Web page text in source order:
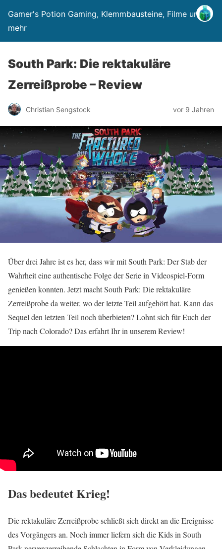
Gamer's Potion Gaming, Klemmbausteine, Filme und
mehr
South Park: Die rektakuläre
Zerreißprobe – Review
Christian Sengstock vor 9 Jahren
Über drei Jahre ist es her, dass wir mit South Park: Der Stab der
Wahrheit eine authentische Folge der Serie in Videospiel-Form
genießen konnten. Jetzt macht South Park: Die rektakuläre
Zerreißprobe da weiter, wo der letzte Teil aufgehört hat. Kann das
Sequel den letzten Teil noch überbieten? Lohnt sich für Euch der
Trip nach Colorado? Das erfahrt Ihr in unserem Review!
Das bedeutet Krieg!
Die rektakuläre Zerreißprobe schließt sich direkt an die Ereignisse
des Vorgängers an. Noch immer liefern sich die Kids in South